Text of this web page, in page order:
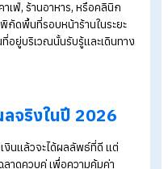
ป็นและควรยิงแอดมากที่สุด" เ
ด์ที่เพิ่งเริ่มต้น :
มาขายไป : ไม่ว่าจะเป็นเสื้อผ้า
ารแปรรูป ควรยิงแอดเพื่อช่วยส่
น้าฟีดของกลุ่มเป้าหมายที่มีแนว